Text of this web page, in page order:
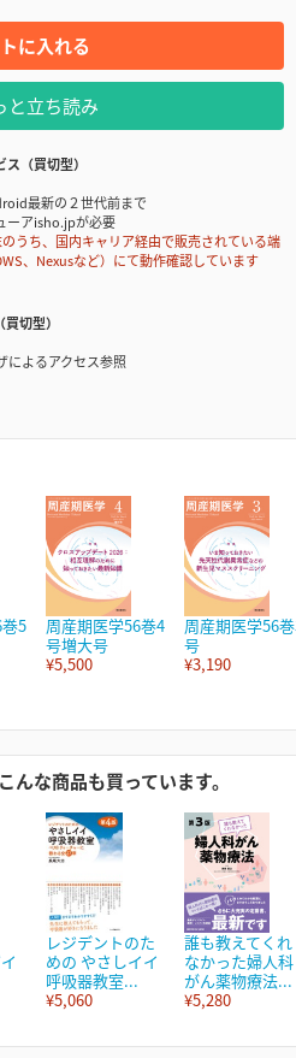
に入れる
と立ち読み
（買切型）
最新の２世代前まで
ーアisho.jpが必要
ち、国内キャリア経由で販売されている端
、Nexusなど）にて動作確認しています
切型）
によるアクセス参照
5
周産期医学56巻4
号増大号
¥5,500
周産期医学56
号
¥3,190
んな商品も買っています。
レジデントのた
めの やさしイイ
呼吸器教室...
¥5,060
誰も教えてくれ
なかった婦人科
がん薬物療法...
¥5,280